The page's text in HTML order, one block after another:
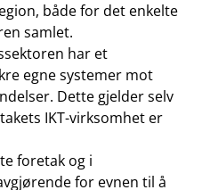
både for det enkelte
samlet.
har et
egne systemer mot
Dette gjelder selv
IKT-virksomhet er
foretak og i
for evnen til å